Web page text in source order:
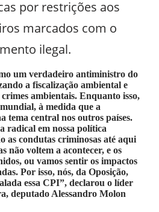
por restrições aos
marcados com o
ilegal.
um verdadeiro antiministro do
a fiscalização ambiental e
ambientais. Enquanto isso,
à medida que a
tema central nos outros países.
radical em nossa política
as condutas criminosas até aqui
não voltem a acontecer, e os
ou vamos sentir os impactos
Por isso, nós, da Oposição,
essa CPI”, declarou o líder
deputado Alessandro Molon